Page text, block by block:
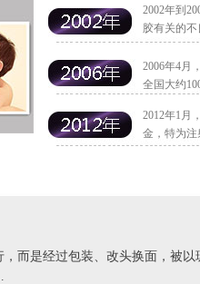
2002年到
胶有关的不
2006年4月
全国大约
2012年1月
金，特为注
而是经过包装、改头换面，被